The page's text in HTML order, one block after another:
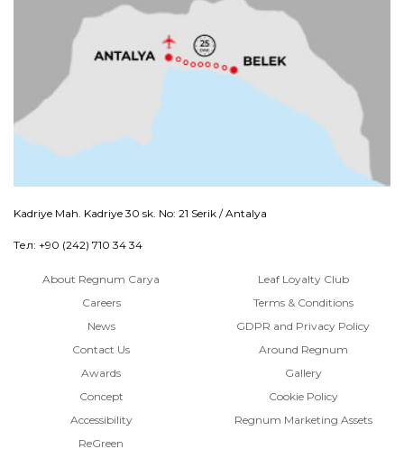
Kadriye Mah. Kadriye 30 sk. No: 21 Serik / Antalya
Тел: +90 (242) 710 34 34
About Regnum Carya
Careers
News
Contact Us
Awards
Concept
Accessibility
ReGreen
Leaf Loyalty Club
Terms & Conditions
GDPR and Privacy Policy
Around Regnum
Gallery
Cookie Policy
Regnum Marketing Assets